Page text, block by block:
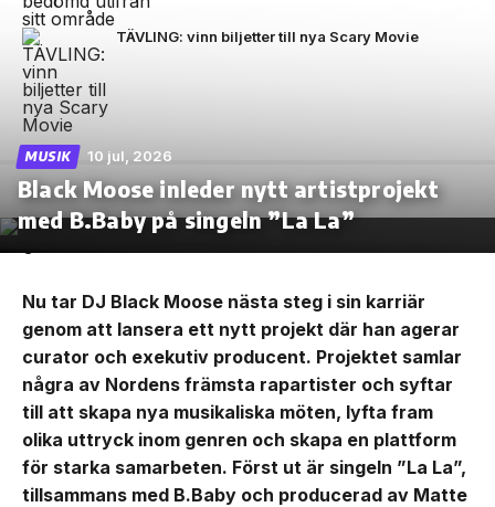
TÄVLING: vinn biljetter till nya Scary Movie
MUSIK 10 jul, 2026
Black Moose inleder nytt artistprojekt
med B.Baby på singeln ”La La”
Nu tar DJ Black Moose nästa steg i sin karriär
genom att lansera ett nytt projekt där han agerar
curator och exekutiv producent. Projektet samlar
några av Nordens främsta rapartister och syftar
till att skapa nya musikaliska möten, lyfta fram
olika uttryck inom genren och skapa en plattform
för starka samarbeten. Först ut är singeln ”La La”,
tillsammans med B.Baby och producerad av Matte